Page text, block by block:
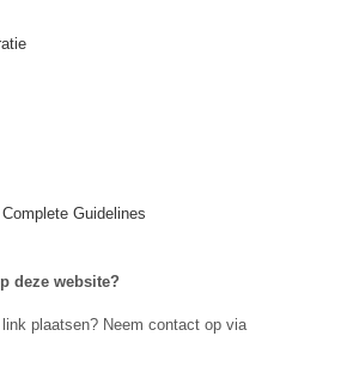
Guidelines
deze website?
plaatsen? Neem contact op via